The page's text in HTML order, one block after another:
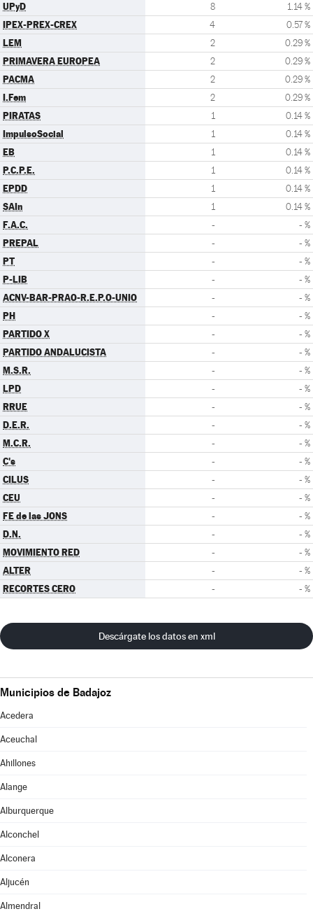
UPyD 8 1.14 %
IPEX-PREX-CREX 4 0.57 %
LEM 2 0.29 %
PRIMAVERA EUROPEA 2 0.29 %
PACMA 2 0.29 %
I.Fem 2 0.29 %
PIRATAS 1 0.14 %
ImpulsoSocial 1 0.14 %
EB 1 0.14 %
P.C.P.E. 1 0.14 %
EPDD 1 0.14 %
SAIn 1 0.14 %
F.A.C. - - %
PREPAL - - %
PT - - %
P-LIB - - %
ACNV-BAR-PRAO-R.E.P.O-UNIO - - %
PH - - %
PARTIDO X - - %
PARTIDO ANDALUCISTA - - %
M.S.R. - - %
LPD - - %
RRUE - - %
D.E.R. - - %
M.C.R. - - %
C's - - %
CILUS - - %
CEU - - %
FE de las JONS - - %
D.N. - - %
MOVIMIENTO RED - - %
ALTER - - %
RECORTES CERO - - %
Descárgate los datos en xml
Municipios de Badajoz
Acedera
Aceuchal
Ahillones
Alange
Alburquerque
Alconchel
Alconera
Aljucén
Almendral